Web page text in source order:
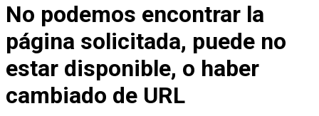
No podemos encontrar la
página solicitada, puede no
estar disponible, o haber
cambiado de URL